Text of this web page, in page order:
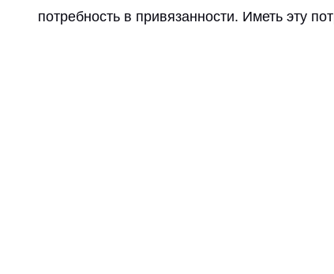
потребность в привязанности. Иметь эту